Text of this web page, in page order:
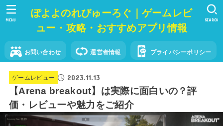
ぽよよのれびゅーろぐ｜ゲームレビ
ュー・攻略・おすすめアプリ情報
お問い合わせ 運営者情報 プライバシーポリシー
SEARCH
MENU
ゲームレビュー 2023.11.13
【Arena breakout】は実際に面白いの？評
価・レビューや魅力をご紹介